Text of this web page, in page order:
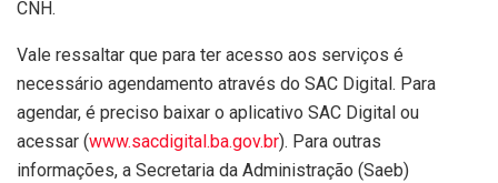
CNH.
Vale ressaltar que para ter acesso aos serviços é
necessário agendamento através do SAC Digital. Para
agendar, é preciso baixar o aplicativo SAC Digital ou
acessar (www.sacdigital.ba.gov.br). Para outras
informações, a Secretaria da Administração (Saeb)